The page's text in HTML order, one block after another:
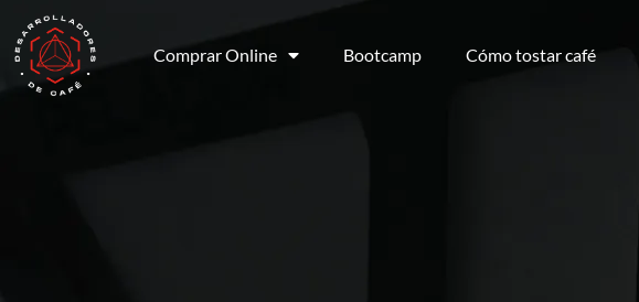
Comprar Online Bootcamp Cómo tostar café